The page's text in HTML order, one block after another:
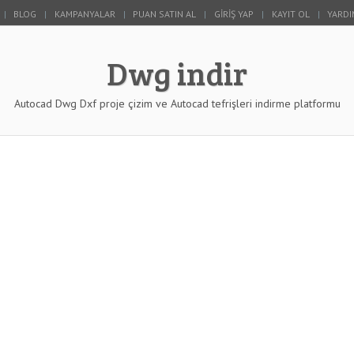
BLOG KAMPANYALAR PUAN SATIN AL GIRIŞ YAP KAYIT OL
Dwg indir
Autocad Dwg Dxf proje çizim ve Autocad tefrişleri indirme platformu